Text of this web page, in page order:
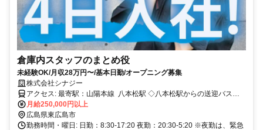
倉庫内スタッフのまとめ役
未経験OK/月収28万円〜/基本日勤/オープニング募集
株式会社シナジー
アクセス: 最寄駅：山陽本線 八本松駅 ◇八本松駅からの送迎バスあ
り ◇車・バイク通勤可！ ◇交通費支給あり
月給250,000円以上
広島県東広島市
勤務時間・曜日: 日勤：8:30-17:20 夜勤：20:30-5:20 ※夜勤は、緊急